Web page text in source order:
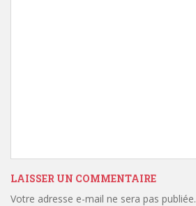
LAISSER UN COMMENTAIRE
Votre adresse e-mail ne sera pas publiée.